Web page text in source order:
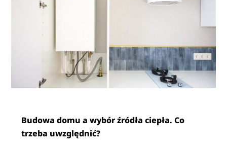
Budowa domu a wybór źródła ciepła. Co
trzeba uwzględnić?